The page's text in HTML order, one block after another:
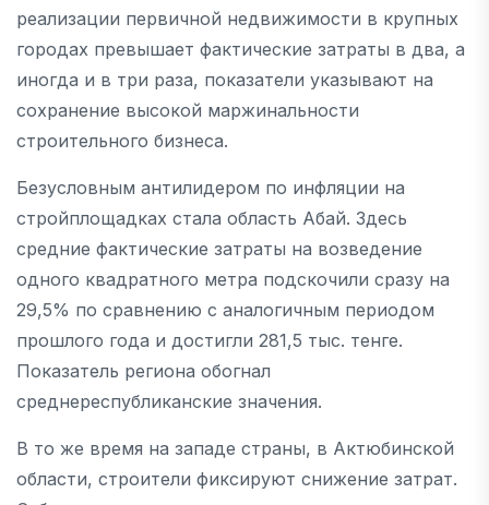
реализации первичной недвижимости в крупных
городах превышает фактические затраты в два, а
иногда и в три раза, показатели указывают на
сохранение высокой маржинальности
строительного бизнеса.
Безусловным антилидером по инфляции на
стройплощадках стала область Абай. Здесь
средние фактические затраты на возведение
одного квадратного метра подскочили сразу на
29,5% по сравнению с аналогичным периодом
прошлого года и достигли 281,5 тыс. тенге.
Показатель региона обогнал
среднереспубликанские значения.
В то же время на западе страны, в Актюбинской
области, строители фиксируют снижение затрат.